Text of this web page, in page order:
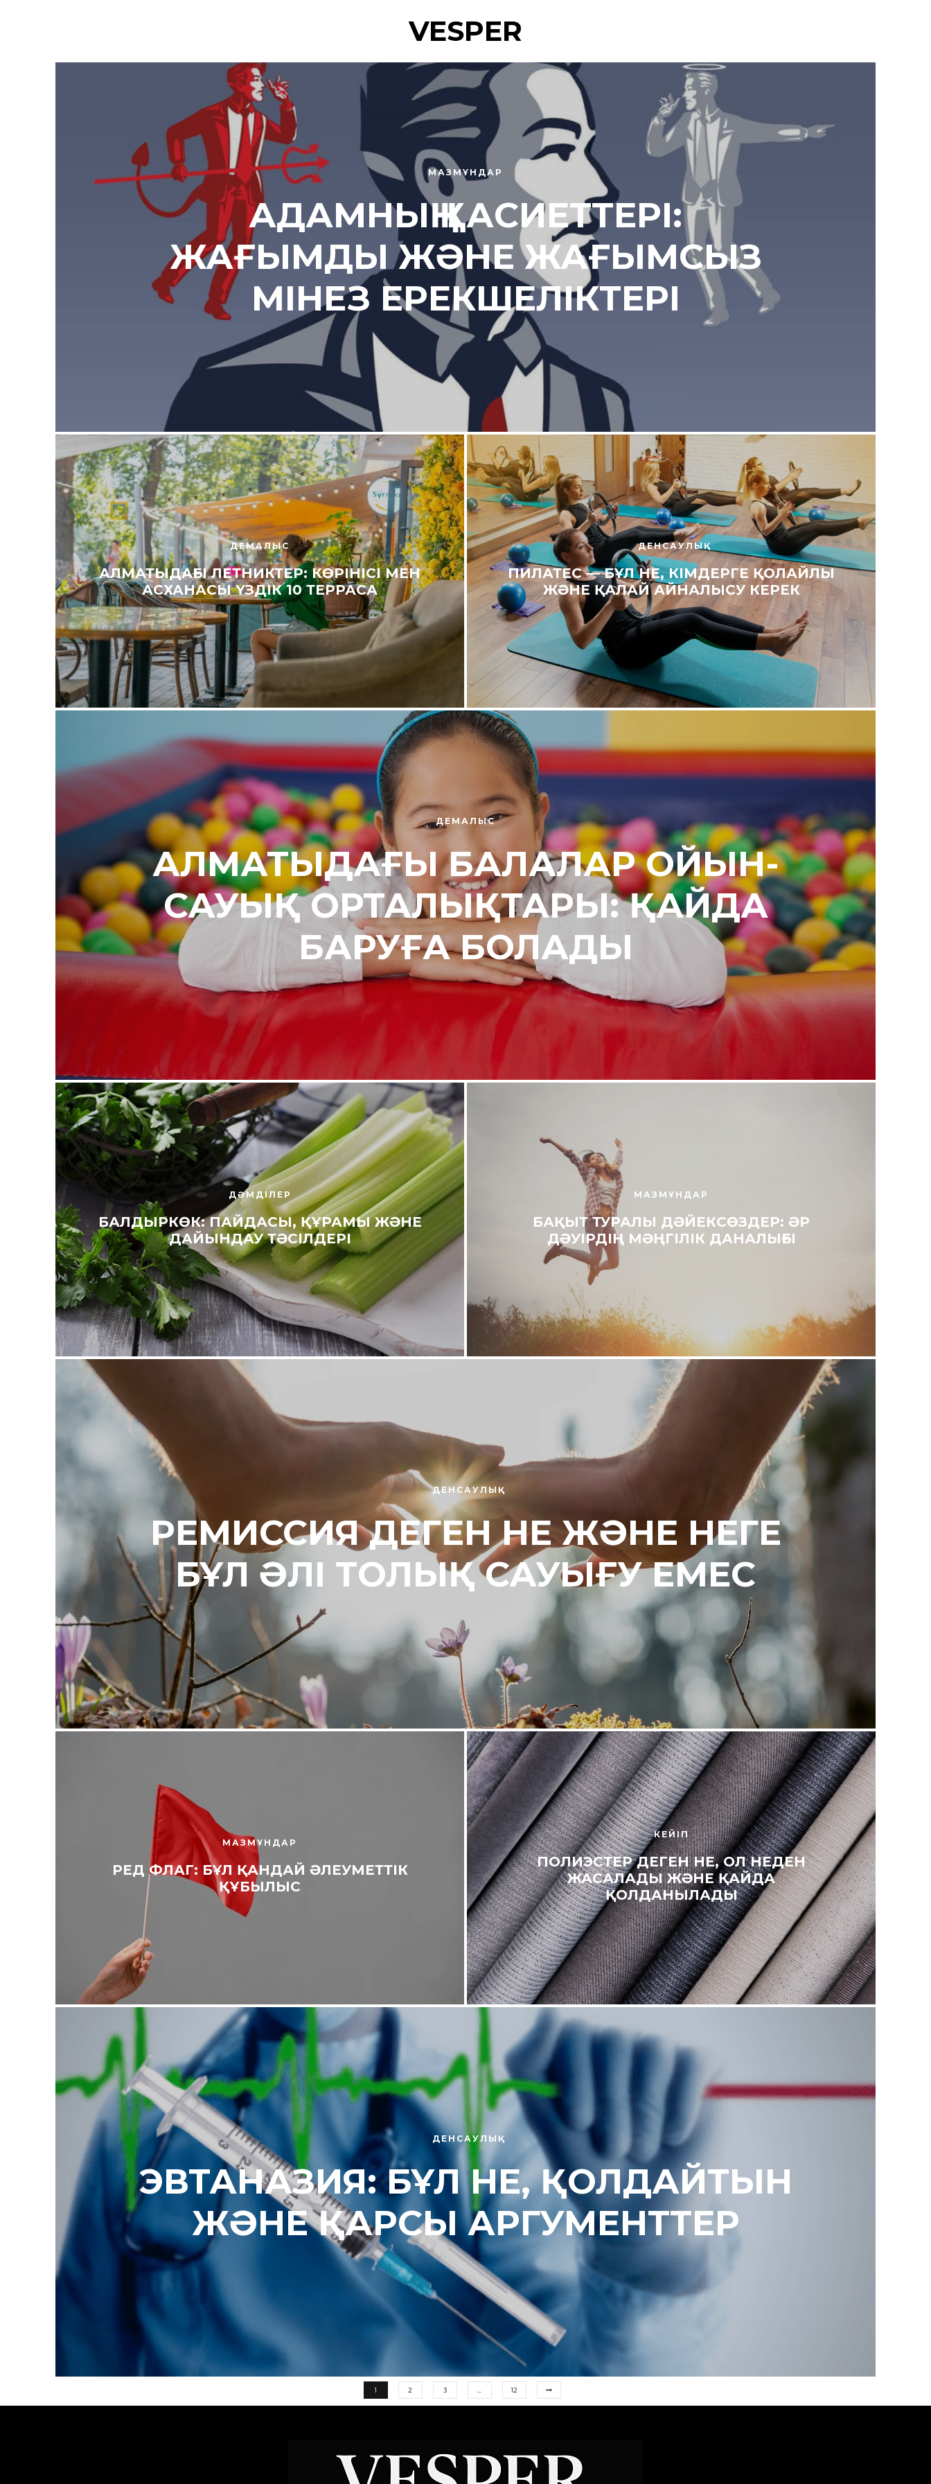
VESPER
МАЗМҰНДАР
АДАМНЫҢ ҚАСИЕТТЕРІ:
ЖАҒЫМДЫ ЖӘНЕ ЖАҒЫМСЫЗ
МІНЕЗ ЕРЕКШЕЛІКТЕРІ
ДЕМАЛЫС
АЛМАТЫДАҒЫ ЛЕТНИКТЕР: КӨРІНІСІ МЕН
АСХАНАСЫ ҮЗДІК 10 ТЕРРАСА
ДЕНСАУЛЫҚ
ПИЛАТЕС — БҰЛ НЕ, КІМДЕРГЕ ҚОЛАЙЛЫ
ЖӘНЕ ҚАЛАЙ АЙНАЛЫСУ КЕРЕК
ДЕМАЛЫС
АЛМАТЫДАҒЫ БАЛАЛАР ОЙЫН-
САУЫҚ ОРТАЛЫҚТАРЫ: ҚАЙДА
БАРУҒА БОЛАДЫ
ДӘМДІЛЕР
БАЛДЫРКӨК: ПАЙДАСЫ, ҚҰРАМЫ ЖӘНЕ
ДАЙЫНДАУ ТӘСІЛДЕРІ
МАЗМҰНДАР
БАҚЫТ ТУРАЛЫ ДӘЙЕКСӨЗДЕР: ӘР
ДӘУІРДІҢ МӘҢГІЛІК ДАНАЛЫҒЫ
ДЕНСАУЛЫҚ
РЕМИССИЯ ДЕГЕН НЕ ЖӘНЕ НЕГЕ
БҰЛ ӘЛІ ТОЛЫҚ САУЫҒУ ЕМЕС
МАЗМҰНДАР
РЕД ФЛАГ: БҰЛ ҚАНДАЙ ӘЛЕУМЕТТІК
ҚҰБЫЛЫС
КЕЙІП
ПОЛИЭСТЕР ДЕГЕН НЕ, ОЛ НЕДЕН
ЖАСАЛАДЫ ЖӘНЕ ҚАЙДА
ҚОЛДАНЫЛАДЫ
ДЕНСАУЛЫҚ
ЭВТАНАЗИЯ: БҰЛ НЕ, ҚОЛДАЙТЫН
ЖӘНЕ ҚАРСЫ АРГУМЕНТТЕР
1 2 3 12